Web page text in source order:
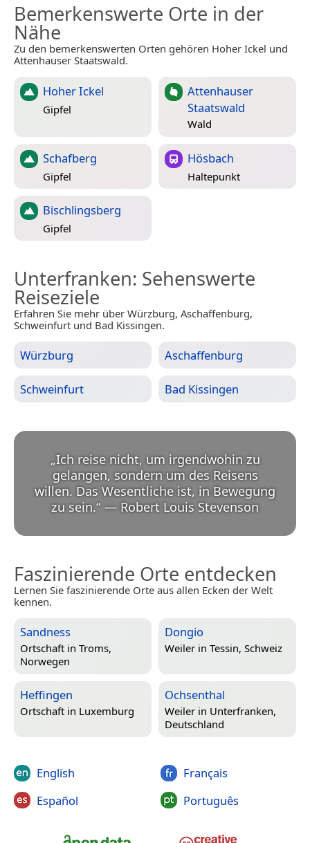
Bemerkenswerte Orte in der
Nähe
Zu den bemerkenswerten Orten gehören Hoher Ickel und
Attenhauser Staatswald.
Hoher Ickel
Gipfel
Attenhauser
Staatswald
Wald
Schafberg
Gipfel
Hösbach
Haltepunkt
Bischlingsberg
Gipfel
Unterfranken: Sehenswerte
Reiseziele
Erfahren Sie mehr über Würzburg, Aschaffenburg,
Schweinfurt und Bad Kissingen.
Würzburg Aschaffenburg
Schweinfurt Bad Kissingen
„Ich reise nicht, um irgendwohin zu
gelangen, sondern um des Reisens
willen. Das Wesentliche ist, in Bewegung
zu sein.“ — Robert Louis Stevenson
Faszinierende Orte entdecken
Lernen Sie faszinierende Orte aus allen Ecken der Welt
kennen.
Sandness
Ortschaft in Troms,
Norwegen
Dongio
Weiler in Tessin, Schweiz
Heffingen
Ortschaft in Luxemburg
Ochsenthal
Weiler in Unterfranken,
Deutschland
English
Español
Français
Português